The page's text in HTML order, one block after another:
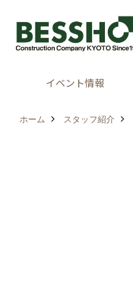
イベント情報
ホーム スタッフ紹介